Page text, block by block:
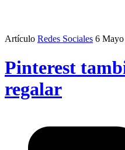
Artículo Redes Sociales 6
Pinterest
regalar